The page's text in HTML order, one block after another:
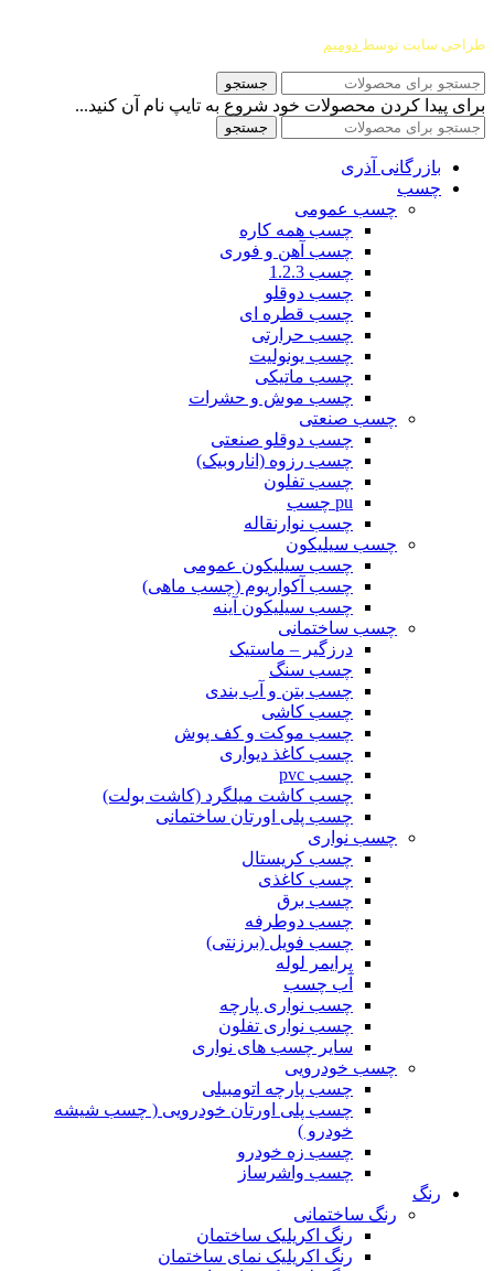
طراحی سایت توسط دومیم
جستجو
برای پیدا کردن محصولات خود شروع به تایپ نام آن کنید...
جستجو
بازرگانی آذری
چسب
چسب عمومی
چسب همه کاره
چسب آهن و فوری
چسب 1.2.3
چسب دوقلو
چسب قطره ای
چسب حرارتی
چسب یونولیت
چسب ماتیکی
چسب موش و حشرات
چسب صنعتی
چسب دوقلو صنعتی
چسب رزوه (اناروبیک)
چسب تفلون
pu چسب
چسب نوارنقاله
چسب سیلیکون
چسب سیلیکون عمومی
چسب آکواریوم (چسب ماهی)
چسب سیلیکون آینه
چسب ساختمانی
درزگیر – ماستیک
چسب سنگ
چسب بتن و آب بندی
چسب کاشی
چسب موکت و کف پوش
چسب کاغذ دیواری
چسب pvc
چسب کاشت میلگرد (کاشت بولت)
چسب پلی اورتان ساختمانی
چسب نواری
چسب کریستال
چسب کاغذی
چسب برق
چسب دوطرفه
چسب فویل (برزنتی)
پرایمر لوله
آب چسب
چسب نواری پارچه
چسب نواری تفلون
سایر چسب های نواری
چسب خودرویی
چسب پارچه اتومبیلی
چسب پلی اورتان خودرویی ( چسب شیشه
خودرو )
چسب زه خودرو
چسب واشرساز
رنگ
رنگ ساختمانی
رنگ اکریلیک ساختمان
رنگ اکریلیک نمای ساختمان